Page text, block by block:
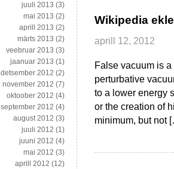
Wikipedia
aprill 12, 2012
False vacuum is
perturbative
to a lower energy
or the creation of
minimum, but not
juuli 2013 (3)
mai 2013 (2)
aprill 2013 (2)
märts 2013 (2)
veebruar 2013 (3)
jaanuar 2013 (1)
detsember 2012 (2)
november 2012 (7)
oktoober 2012 (4)
september 2012 (4)
august 2012 (3)
juuli 2012 (1)
juuni 2012 (4)
mai 2012 (3)
aprill 2012 (12)